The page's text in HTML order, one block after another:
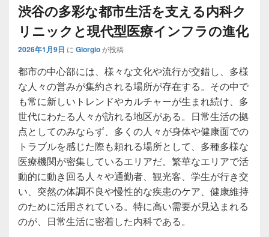
渋谷の多彩な都市生活を支える内科ク
リニックと現代型医療インフラの進化
2026年1月9日 に Giorgioが投稿
都市の中心部には、様々な文化や流行が交錯し、多様
な人々の営みが集約される場所が存在する。 その中で
も常に新しいトレンドやカルチャーが生まれ続け、多
世代にわたる人々が訪れる地区がある。日常生活の拠
点としてのみならず、多くの人々が身体や健康面での
トラブルを感じた際も頼れる場所として、多種多様な
医療機関が密集しているエリアだ。繁華なエリアで活
動的に動き回る人々や通勤者、観光客、学生が行き交
い、突然の体調不良や慢性的な疾患のケア、健康維持
のために活用されている。特に高い需要が見込まれる
のが、日常生活に密着した内科である。